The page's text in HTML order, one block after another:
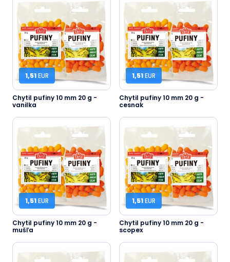
1,51EUR
Chytil pufiny 10 mm 20 g -
vanilka
1,51EUR
Chytil pufiny 10 mm 20 g -
cesnak
1,51EUR
Chytil pufiny 10 mm 20 g -
mušľa
1,51EUR
Chytil pufiny 10 mm 20 g -
scopex